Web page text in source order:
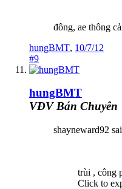
đông, ae thông
hungBMT, 10/7/12
#9
hungBMT
VĐV Bán Chuyên
shayneward92
trùi , công
Click to